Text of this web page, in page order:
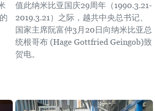
值此纳米比亚国庆29周年（1990.3.21-
2019.3.21）之际，越共中央总书记、
国家主席阮富仲3月20日向纳米比亚总
统根哥布 (Hage Gottfried Geingob)致
贺电。